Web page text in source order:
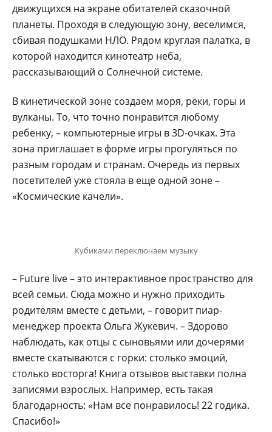
движущихся на экране обитателей сказочной
планеты. Проходя в следующую зону, веселимся,
сбивая подушками НЛО. Рядом круглая палатка, в
которой находится кинотеатр неба,
рассказывающий о Солнечной системе.
В кинетической зоне создаем моря, реки, горы и
вулканы. То, что точно понравится любому
ребенку, – компьютерные игры в 3D-очках. Эта
зона приглашает в форме игры прогуляться по
разным городам и странам. Очередь из первых
посетителей уже стояла в еще одной зоне –
«Космические качели».
Кубиками переключаем музыку
– Future live – это интерактивное пространство для
всей семьи. Сюда можно и нужно приходить
родителям вместе с детьми, – говорит пиар-
менеджер проекта Ольга Жукевич. – Здорово
наблюдать, как отцы с сыновьями или дочерями
вместе скатываются с горки: столько эмоций,
столько восторга! Книга отзывов выставки полна
записями взрослых. Например, есть такая
благодарность: «Нам все понравилось! 22 годика.
Спасибо!»